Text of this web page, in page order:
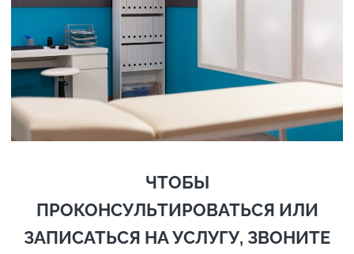
ЧТОБЫ
ПРОКОНСУЛЬТИРОВАТЬСЯ ИЛИ
ЗАПИСАТЬСЯ НА УСЛУГУ, ЗВОНИТЕ